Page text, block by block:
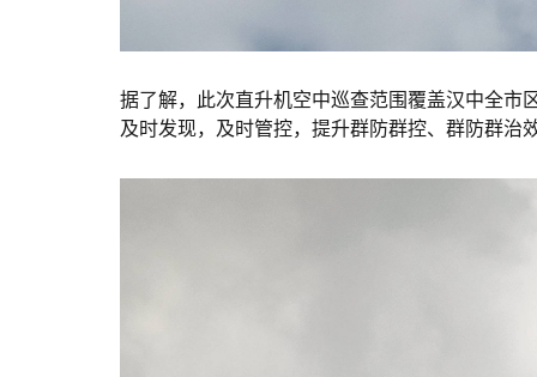
据了解，此次直升机空中巡查范围覆盖汉中全市
及时发现，及时管控，提升群防群控、群防群治